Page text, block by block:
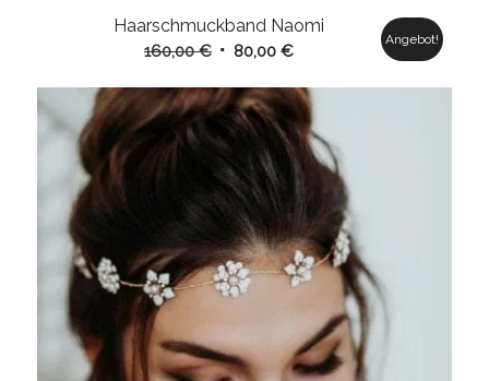
Haarschmuckband Naomi
160,00€ Ursprünglicher
war:
160,00 €
80,00 €Aktueller
ist:
80,00 €.
Angebot!